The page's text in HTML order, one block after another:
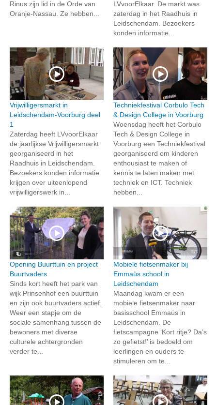
Rinus zijn lid in de Orde van
Oranje-Nassau. Ze hebben...
LVvoorElkaar. De markt was
zaterdag in het Raadhuis in
Leidschendam. Bezoekers
konden informatie...
Vrijwilligersmarkt in
Leidschendam-Voorburg deel
1
Zaterdag heeft LVvoorElkaar
de jaarlijkse Vrijwilligersmarkt
georganiseerd in het
Raadhuis in Leidschendam.
Bezoekers konden informatie
krijgen over uiteenlopend
vrijwilligerswerk in...
Techniekfestival Corbulo Tech
& Design College in Voorburg
Woensdag heeft het Corbulo
Tech & Design College in
Voorburg een Techniekfestival
georganiseerd om kinderen
enthousiast te maken of
kennis te laten maken met
techniek en ICT. Techniek
hebben...
Opening Buurttuin en project
Buurtvaders
Sinds kort heeft het park van
wijk Prinsenhof een buurttuin
en zijn ook buurtvaders actief.
Weer een stapje om de
sociale samenhang tussen de
bewoners met diverse
culturele achtergronden
verder te...
Mobiele fietsenmaker bij
Emmaüs school in
Leidschendam
Maandag kwam er een
mobiele fietsenmaker naar
basisschool Emmaüs in
Leidschendam. De
fietscampagne ‘Kort ritje? Da’s
zo gefietst!’ is bedoeld om
leerlingen en ouders te
stimuleren om te...